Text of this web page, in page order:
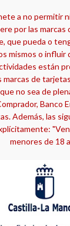
a no permitir
por las
que pueda o
mismos o influir
están
marcas de
no sea de
Banco
Además, las
menores de 18